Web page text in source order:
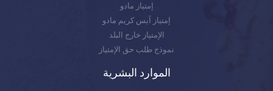
إمتياز مادو
إمتياز آيس كريم مادو
الإمتياز خارج البلد
نموذج طلب حق الإمتياز
الموارد البشرية